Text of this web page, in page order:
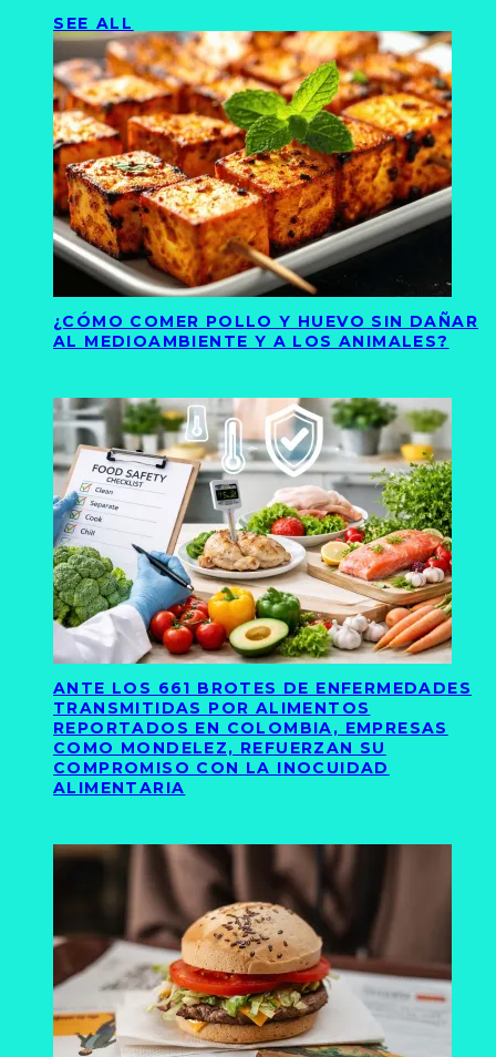
SEE ALL
¿CÓMO COMER POLLO Y HUEVO SIN DAÑAR
AL MEDIOAMBIENTE Y A LOS ANIMALES?
ANTE LOS 661 BROTES DE ENFERMEDADES
TRANSMITIDAS POR ALIMENTOS
REPORTADOS EN COLOMBIA, EMPRESAS
COMO MONDELEZ, REFUERZAN SU
COMPROMISO CON LA INOCUIDAD
ALIMENTARIA